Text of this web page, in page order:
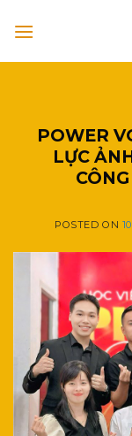
POWER
LỰC
POSTED ON